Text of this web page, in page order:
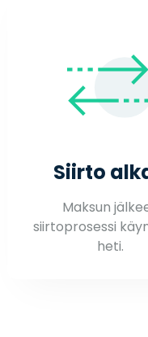
Siirto
Maksun
siirtoprosessi
heti.